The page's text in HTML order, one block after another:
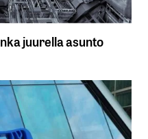
juurella asunto